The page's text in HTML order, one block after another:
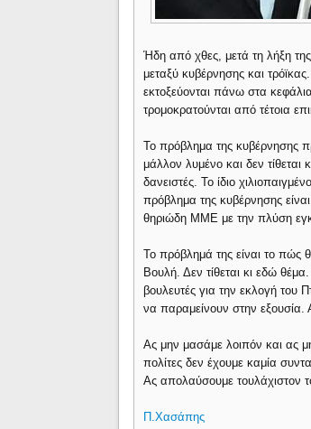
Ήδη από χθες, μετά τη λήξη
μεταξύ κυβέρνησης και
εκτοξεύονται πάνω στα
τρομοκρατούνται από τέτοια
Το πρόβλημα της κυβέρνησης
μάλλον λυμένο και δεν
δανειστές. Το ίδιο
πρόβλημα της κυβέρνησης
θηριώδη ΜΜΕ με την πλύση
Το πρόβλημά της είναι το πώς
Βουλή. Δεν τίθεται κι εδώ
βουλευτές για την εκλογή του
να παραμείνουν στην εξουσία.
Ας μην μασάμε λοιπόν και ας
πολίτες δεν έχουμε καμία
Ας απολαύσουμε τουλάχιστον
Π.Χασάπης